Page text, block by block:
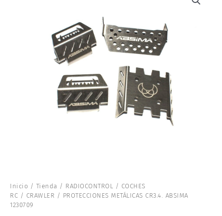
Inicio / Tienda / RADIOCONTROL / COCHES
RC / CRAWLER / PROTECCIONES METÁLICAS CR3.4. ABSIMA
1230709